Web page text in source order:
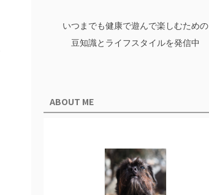
いつまでも健康で遊んで楽しむための
豆知識とライフスタイルを発信中
ABOUT ME